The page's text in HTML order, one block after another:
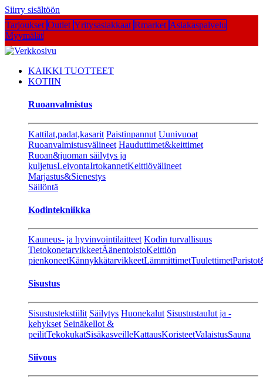
Siirry sisältöön
Tarjoukset Outlet Yritysasiakkaat Rmarket Asiakaspalvelu
Myymälät
KAIKKI TUOTTEET
KOTIIN
Ruoanvalmistus
Kattilat,padat,kasarit Paistinpannut Uunivuoat
Ruoanvalmistusvälineet Hauduttimet&keittimet
Ruoan&juoman säilytys ja
kuljetusLeivontaIrtokannetKeittiövälineet
Marjastus&Sienestys
Säilöntä
Kodintekniikka
Kauneus- ja hyvinvointilaitteet Kodin turvallisuus
TietokonetarvikkeetÄänentoistoKeittiön
pienkoneetKännykkätarvikkeetLämmittimetTuulettimet
Sisustus
Sisustustekstiilit Säilytys Huonekalut Sisustustaulut ja -
kehykset Seinäkellot &
peilitTekokukatSisäkasveilleKattausKoristeetValaistusSauna
Siivous